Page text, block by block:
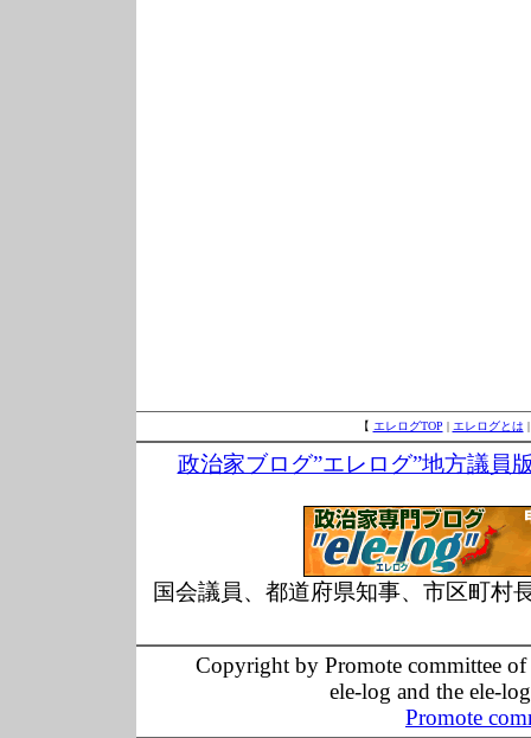
【 エレログTOP | エレログとは
政治家ブログ”エレログ”地方議員
国会議員、都道府県知事、市区町村
Copyright by Promote committee
ele-log and the ele-
Promote